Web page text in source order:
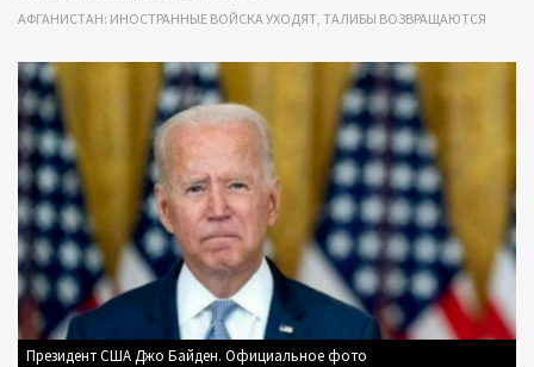
АФГАНИСТАН: ИНОСТРАННЫЕ ВОЙСКА УХОДЯТ, ТАЛИБЫ ВОЗВРАЩАЮТСЯ
Президент США Джо Байден. Официальное фото